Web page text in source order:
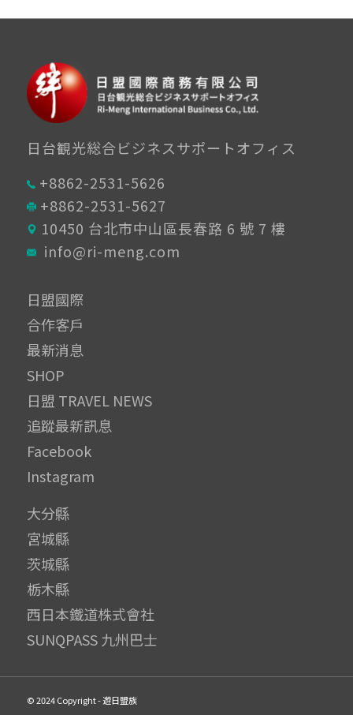
日台観光総合ビジネスサポートオフィス
+8862-2531-5626
+8862-2531-5627
10450 台北市中山區長春路 6 號 7 樓
info@ri-meng.com
日盟國際
合作客戶
最新消息
SHOP
日盟 TRAVEL NEWS
追蹤最新訊息
Facebook
Instagram
大分縣
宮城縣
茨城縣
栃木縣
西日本鐵道株式會社
SUNQPASS 九州巴士
© 2024 Copyright - 遊日盟族